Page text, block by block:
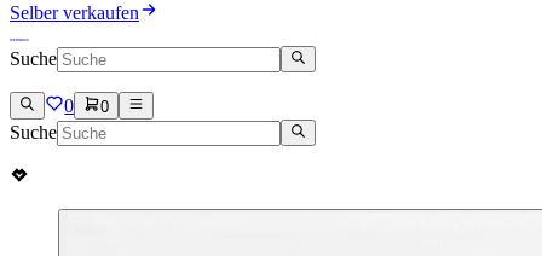
Selber verkaufen
Suche
0 0
Suche